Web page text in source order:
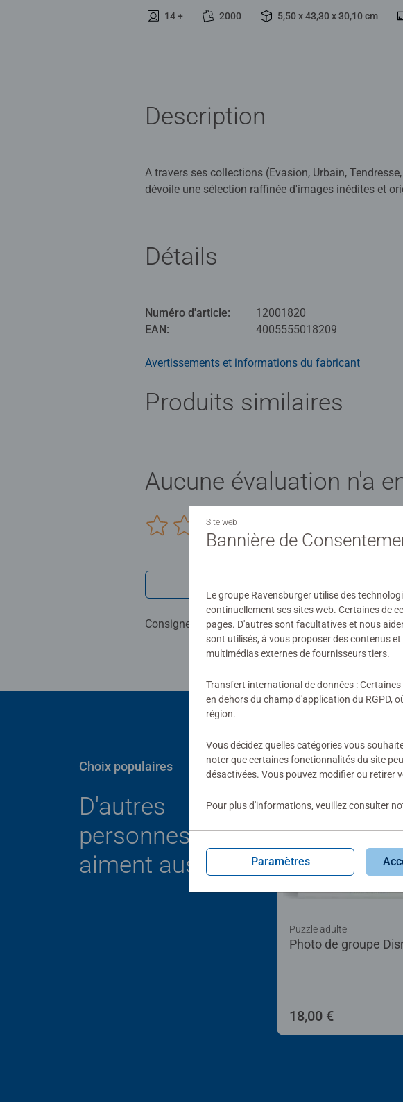
14 + 2000 5,50 x 43,30 x 30,10 cm
Description
A travers ses collections (Evasion, Urbain,
dévoile une sélection raffinée d'images inédites et
Pour les puzzleurs passionnés, le format 2000
Détails
Numéro d'article:
12001820
EAN:
4005555018209
Avertissements et informations du fabricant
Produits similaires
Aucune évaluation n'a
Consignes d'évaluation
Choix populaires
D'autres
personnes
aiment aussi
Photo de groupe
Puzzle adulte
18,00 €
Site web
Bannière de
Le groupe Ravensburger utilise des
continuellement ses sites web. Certaines de
pages. D'autres sont facultatives et nous
sont utilisés, à vous proposer des contenus
multimédias externes de fournisseurs tiers.
Transfert international de données :
en dehors du champ d'application du RGPD,
région.
Vous décidez quelles catégories vous
noter que certaines fonctionnalités du site
désactivées. Vous pouvez modifier ou retirer
Pour plus d'informations, veuillez consulter
Paramètres